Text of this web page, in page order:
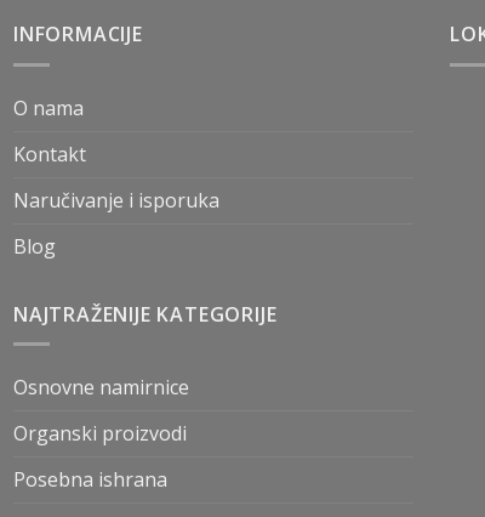
INFORMACIJE
O nama
Kontakt
Naručivanje i isporuka
Blog
NAJTRAŽENIJE KATEGORIJE
Osnovne namirnice
Organski proizvodi
Posebna ishrana